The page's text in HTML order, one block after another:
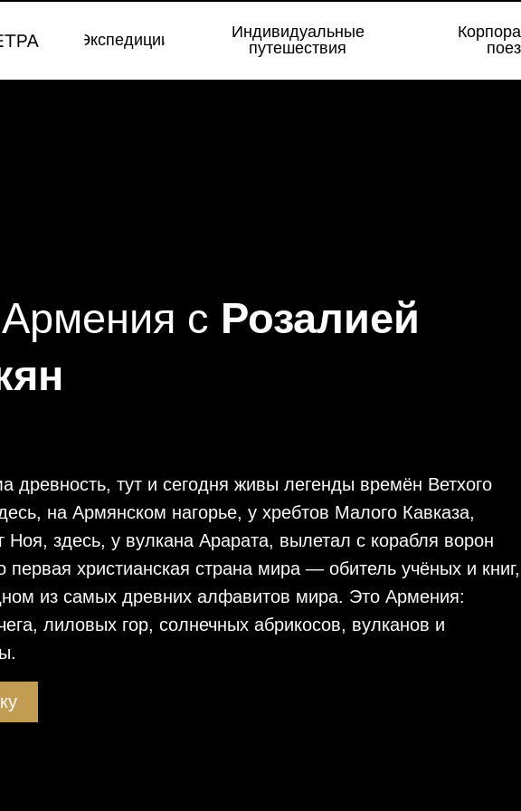
Экспедиции
Индивидуальные
путешествия
Экспедиции
Индивидуальные
путешествия
с Розалией
древность, тут и сегодня живы легенды времён Ветхого
на Армянском нагорье, у хребтов Малого Кавказа,
Ноя, здесь, у вулкана Арарата, вылетал с корабля ворон
первая христианская страна мира — обитель учёных и книг,
из самых древних алфавитов мира. Это Армения:
лиловых гор, солнечных абрикосов, вулканов и